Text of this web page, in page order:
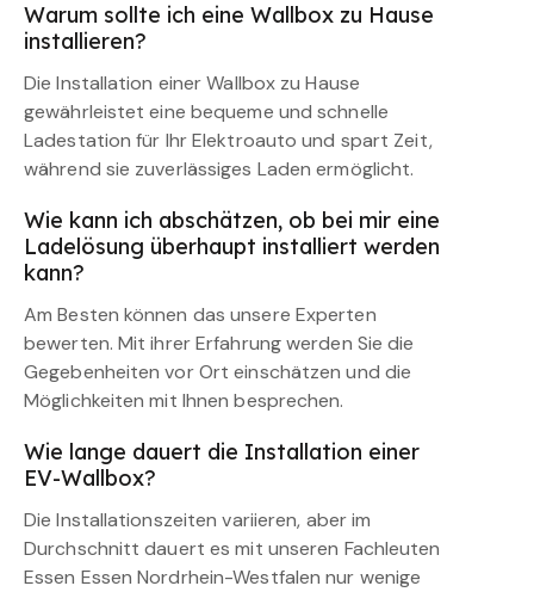
Warum sollte ich eine Wallbox zu Hause
installieren?
Die Installation einer Wallbox zu Hause
gewährleistet eine bequeme und schnelle
Ladestation für Ihr Elektroauto und spart Zeit,
während sie zuverlässiges Laden ermöglicht.
Wie kann ich abschätzen, ob bei mir eine
Ladelösung überhaupt installiert werden
kann?
Am Besten können das unsere Experten
bewerten. Mit ihrer Erfahrung werden Sie die
Gegebenheiten vor Ort einschätzen und die
Möglichkeiten mit Ihnen besprechen.
Wie lange dauert die Installation einer
EV-Wallbox?
Die Installationszeiten variieren, aber im
Durchschnitt dauert es mit unseren Fachleuten
Essen Essen Nordrhein-Westfalen nur wenige